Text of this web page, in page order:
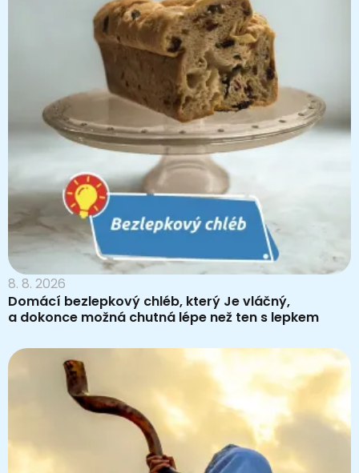
8. 8. 2026
Domácí bezlepkový chléb, který Je vláčný,
a dokonce možná chutná lépe než ten s lepkem